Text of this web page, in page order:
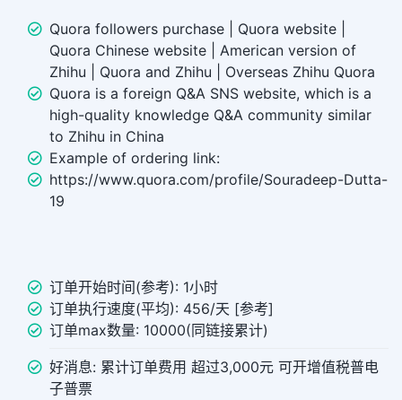
Quora followers purchase | Quora website |
Quora Chinese website | American version of
Zhihu | Quora and Zhihu | Overseas Zhihu Quora
Quora is a foreign Q&A SNS website, which is a
high-quality knowledge Q&A community similar
to Zhihu in China
Example of ordering link:
https://www.quora.com/profile/Souradeep-Dutta-
19
订单开始时间(参考): 1小时
订单执行速度(平均): 456/天 [参考]
订单max数量: 10000(同链接累计)
好消息: 累计订单费用 超过3,000元 可开增值税普电
子普票